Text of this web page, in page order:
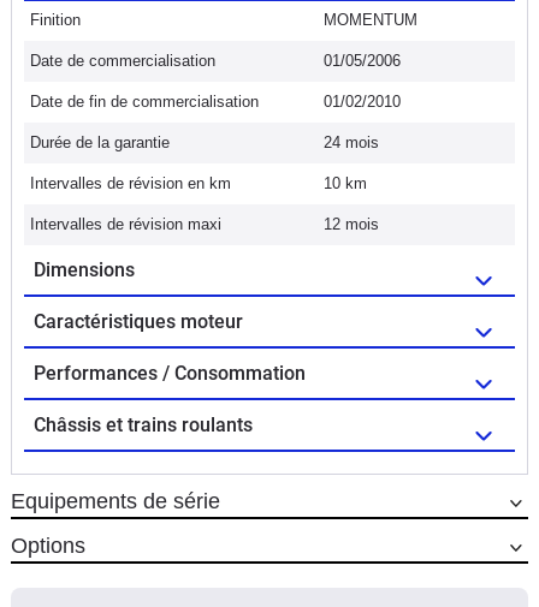
Finition MOMENTUM
Date de commercialisation 01/05/2006
Date de fin de commercialisation 01/02/2010
Durée de la garantie 24 mois
Intervalles de révision en km 10 km
Intervalles de révision maxi 12 mois
Dimensions
Caractéristiques moteur
Performances / Consommation
Châssis et trains roulants
Equipements de série
Options